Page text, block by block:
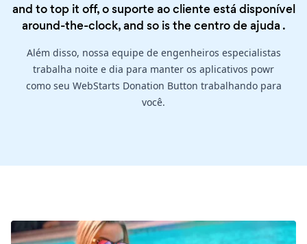
and to top it off, o suporte ao cliente está disponível
around-the-clock, and so is thecentro de ajuda .
Além disso, nossa equipe de engenheiros especialistas
trabalha noite e dia para manter os aplicativos powr
como seu WebStarts Donation Button trabalhando para
você.